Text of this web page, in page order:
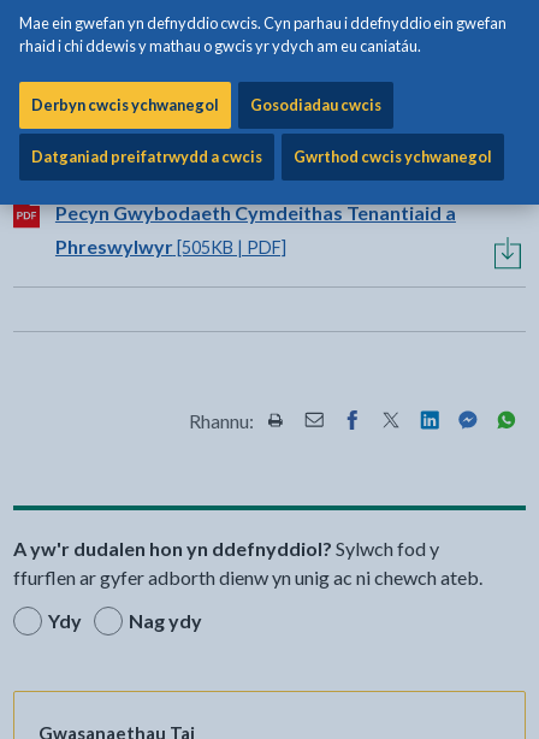
Mae ein gwefan yn defnyddio cwcis. Cyn parhau i ddefnyddio ein gwefan
rhaid i chi ddewis y mathau o gwcis yr ydych am eu caniatáu.
Derbyn cwcis ychwanegol Gosodiadau cwcis
Datganiad preifatrwydd a cwcis Gwrthod cwcis ychwanegol
chafodd ei adolygu ym mis Ionawr 2024.
Hygyrchedd y ddogfen - cliciwch i weld opsiynau
Lawrlwytho:
Pecyn Gwybodaeth Cymdeithas Tenantiaid a
Phreswylwyr[505KB | PDF]
Rhannu: Rhannwch y dudalen hon wrth
Rhannwch y dudalen hon
Rhannwch y dudalen
Rhannwch y
Rhannwch y
A yw'r dudalen hon yn ddefnyddiol? Sylwch fod y
ffurflen ar gyfer adborth dienw yn unig ac ni chewch ateb.
Ydy
Nag ydy
Gwasanaethau Tai